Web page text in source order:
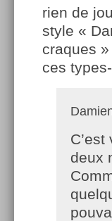
rien de
style «
craques
ces
deux